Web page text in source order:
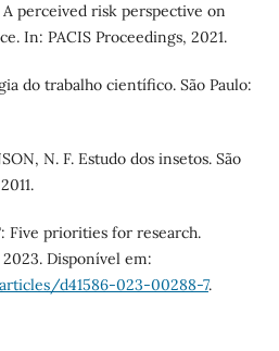
A perceived risk perspective on
In: PACIS Proceedings, 2021.
do trabalho científico. São Paulo:
N. F. Estudo dos insetos. São
Five priorities for research.
Disponível em:
d41586-023-00288-7.